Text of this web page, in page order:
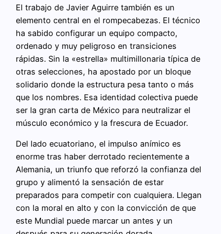
El trabajo de Javier Aguirre también es un
elemento central en el rompecabezas. El técnico
ha sabido configurar un equipo compacto,
ordenado y muy peligroso en transiciones
rápidas. Sin la «estrella» multimillonaria típica de
otras selecciones, ha apostado por un bloque
solidario donde la estructura pesa tanto o más
que los nombres. Esa identidad colectiva puede
ser la gran carta de México para neutralizar el
músculo económico y la frescura de Ecuador.
Del lado ecuatoriano, el impulso anímico es
enorme tras haber derrotado recientemente a
Alemania, un triunfo que reforzó la confianza del
grupo y alimentó la sensación de estar
preparados para competir con cualquiera. Llegan
con la moral en alto y con la convicción de que
este Mundial puede marcar un antes y un